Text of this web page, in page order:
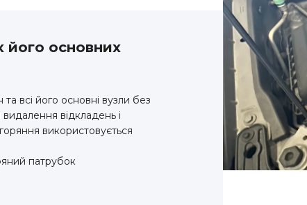
його основних
всі його основні вузли без
відкладень і
використовується
патрубок